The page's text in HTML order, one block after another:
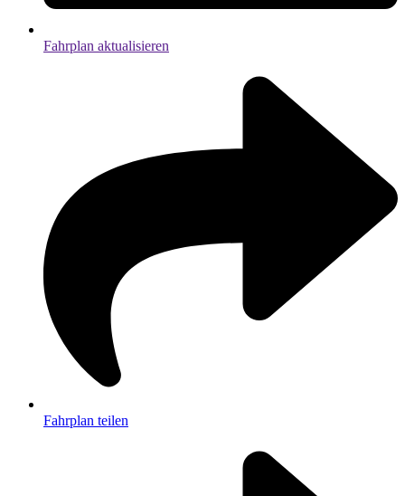
Fahrplan aktualisieren
Fahrplan teilen